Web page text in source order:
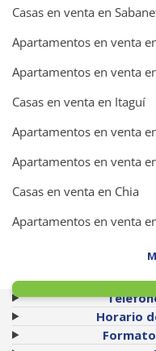
Casas en venta en
Apartamentos en venta
Apartamentos en venta
Casas en venta en Itaguí
Apartamentos en venta
Apartamentos en venta
Casas en venta en Chia
Apartamentos en venta
Horario